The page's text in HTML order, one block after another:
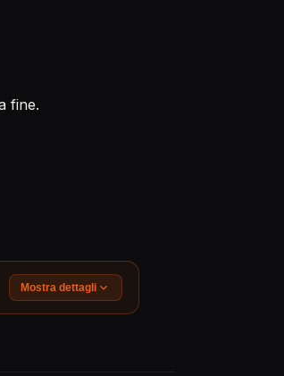
fine.
Mostra dettagli